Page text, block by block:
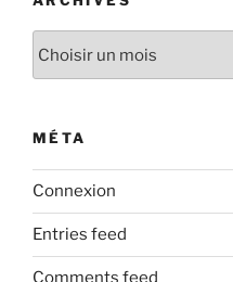
MÉTA
Connexion
Entries feed
Comments feed